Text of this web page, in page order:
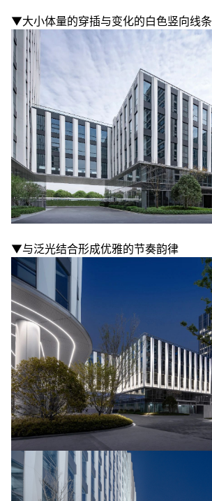
▼大小体量的穿插与变化的白色竖向线条
▼与泛光结合形成优雅的节奏韵律